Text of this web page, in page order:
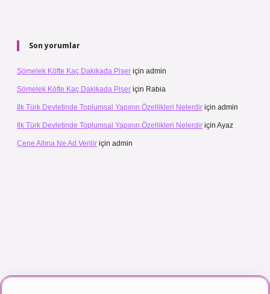
Son yorumlar
Sömelek Köfte Kaç Dakikada Pişer için admin
Sömelek Köfte Kaç Dakikada Pişer için Rabia
Ilk Türk Devletinde Toplumsal Yapının Özellikleri Nelerdir için admin
Ilk Türk Devletinde Toplumsal Yapının Özellikleri Nelerdir için Ayaz
Çene Altına Ne Ad Verilir için admin
izle